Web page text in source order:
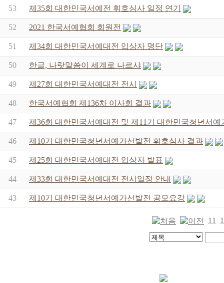
53 제35회 대한민국서예전 휘호심사 일정 연기
52 2021 한국서예협회 회원전
51 제34회 대한민국서예대전 입상자 명단
50 한글, 나랏말씀이 세계로 나르샤
49 제27회 대한민국서예대전 전시
48 한국서예협회 제136차 이사회 결과
47 제36회 대한민국서예대전 및 제11기 대한민국청년서예
46 제10기 대한민국청년서예가선발전 휘호심사 결과
45 제25회 대한민국서예대전 입상자 발표
44 제33회 대한민국서예대전 전시일정 안내
43 제10기 대한민국청년서예가선발전 공모요강
11